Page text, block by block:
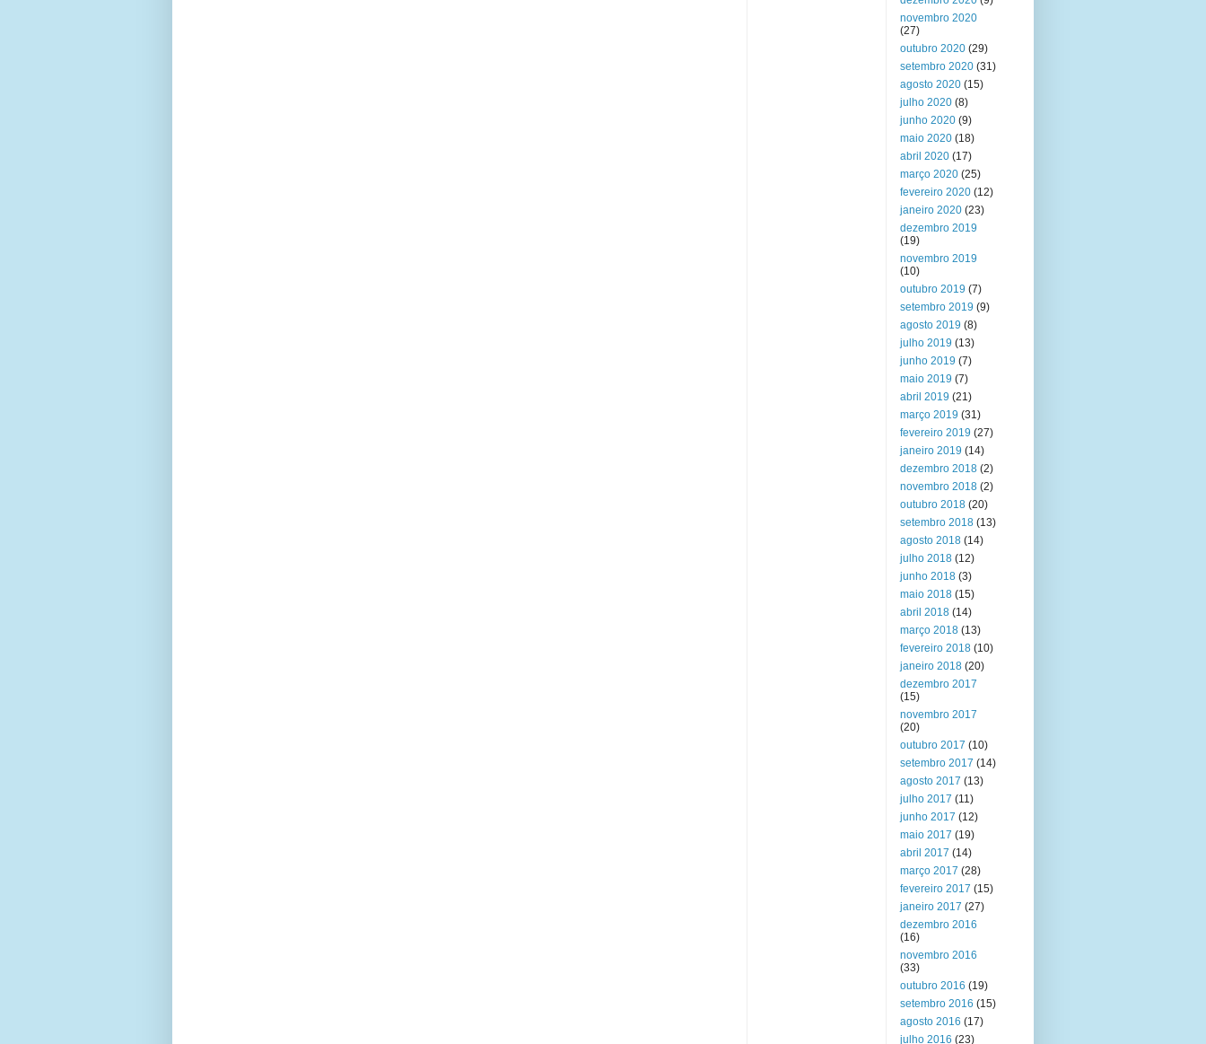
novembro 2020
(27)
outubro 2020 (29)
setembro 2020 (31)
agosto 2020 (15)
julho 2020 (8)
junho 2020 (9)
maio 2020 (18)
abril 2020 (17)
março 2020 (25)
fevereiro 2020 (12)
janeiro 2020 (23)
dezembro 2019
(19)
novembro 2019
(10)
outubro 2019 (7)
setembro 2019 (9)
agosto 2019 (8)
julho 2019 (13)
junho 2019 (7)
maio 2019 (7)
abril 2019 (21)
março 2019 (31)
fevereiro 2019 (27)
janeiro 2019 (14)
dezembro 2018 (2)
novembro 2018 (2)
outubro 2018 (20)
setembro 2018 (13)
agosto 2018 (14)
julho 2018 (12)
junho 2018 (3)
maio 2018 (15)
abril 2018 (14)
março 2018 (13)
fevereiro 2018 (10)
janeiro 2018 (20)
dezembro 2017
(15)
novembro 2017
(20)
outubro 2017 (10)
setembro 2017 (14)
agosto 2017 (13)
julho 2017 (11)
junho 2017 (12)
maio 2017 (19)
abril 2017 (14)
março 2017 (28)
fevereiro 2017 (15)
janeiro 2017 (27)
dezembro 2016
(16)
novembro 2016
(33)
outubro 2016 (19)
setembro 2016 (15)
agosto 2016 (17)
julho 2016 (23)